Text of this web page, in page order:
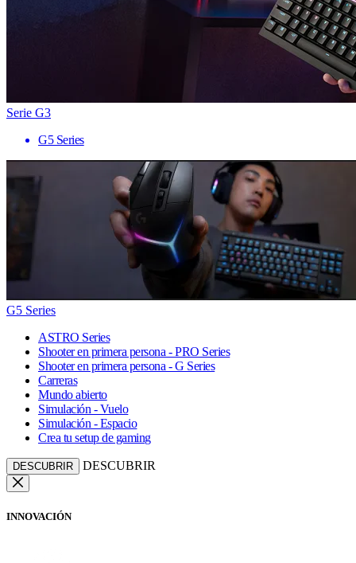
Serie G3
G5 Series
G5 Series
ASTRO Series
Shooter en primera persona - PRO Series
Shooter en primera persona - G Series
Carreras
Mundo abierto
Simulación - Vuelo
Simulación - Espacio
Crea tu setup de gaming
DESCUBRIR DESCUBRIR
INNOVACIÓN